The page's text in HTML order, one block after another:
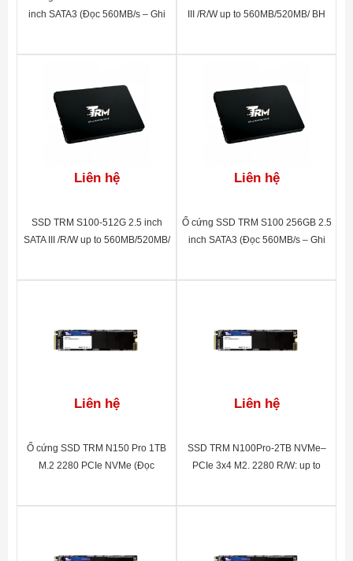
inch SATA3 (Đọc 560MB/s – Ghi
III /R/W up to 560MB/520MB/ BH
Liên hệ
SSD TRM S100-512G 2.5 inch
SATA III /R/W up to 560MB/520MB/
Liên hệ
Ổ cứng SSD TRM S100 256GB 2.5
inch SATA3 (Đọc 560MB/s – Ghi
Liên hệ
Ổ cứng SSD TRM N150 Pro 1TB
M.2 2280 PCIe NVMe (Đọc
Liên hệ
SSD TRM N100Pro-2TB NVMe–
PCIe 3x4 M2. 2280 R/W: up to